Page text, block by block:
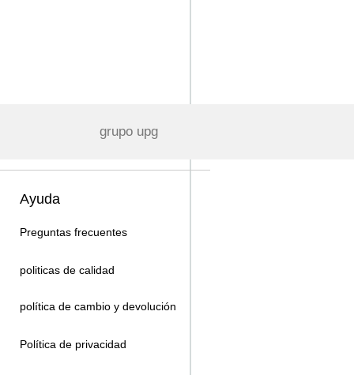
grupo upg
Ayuda
Preguntas frecuentes
politicas de calidad
política de cambio y devolución
Política de privacidad